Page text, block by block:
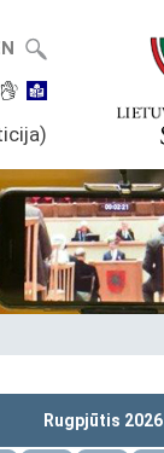
Rugpjūtis 2026